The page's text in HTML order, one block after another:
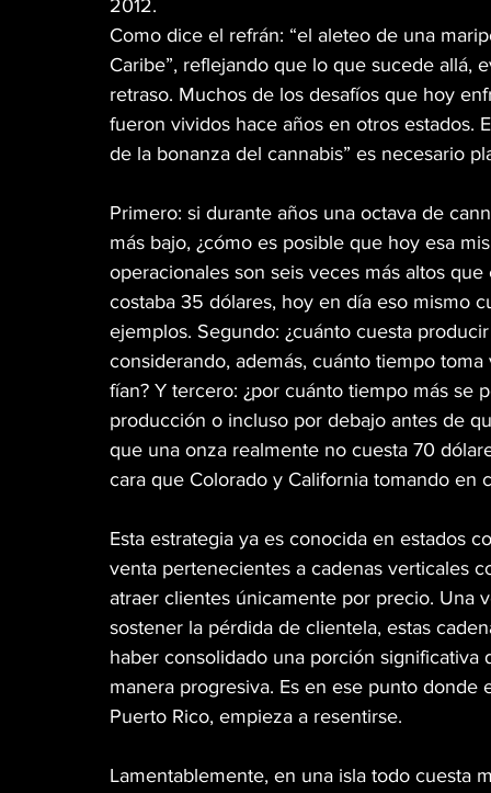
2012.
Como dice el refrán: “el aleteo de una
Caribe”, reflejando que lo que sucede
retraso. Muchos de los desafíos que hoy
fueron vividos hace años en otros estados.
de la bonanza del cannabis” es necesario
Primero: si durante años una octava de
más bajo, ¿cómo es posible que hoy esa
operacionales son seis veces más altos
costaba 35 dólares, hoy en día eso mismo
ejemplos. Segundo: ¿cuánto cuesta
considerando, además, cuánto tiempo
fían? Y tercero: ¿por cuánto tiempo más
producción o incluso por debajo antes de
que una onza realmente no cuesta 70
cara que Colorado y California tomando en
Esta estrategia ya es conocida en estados
venta pertenecientes a cadenas verticales
atraer clientes únicamente por precio.
sostener la pérdida de clientela, estas
haber consolidado una porción
manera progresiva. Es en ese punto
Puerto Rico, empieza a resentirse.
Lamentablemente, en una isla todo cuesta